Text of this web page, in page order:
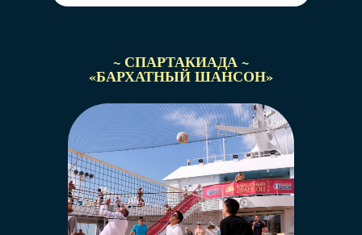
~ СПАРТАКИАДА ~
«БАРХАТНЫЙ ШАНСОН»
Легендарный караоке-батл!
В жюри – звёзды «Радио Шансон».
Руководят батлом ведущие 2Д-шоу на
«Радио
Шансон» – Артём Дёмин и Марина Дымова.